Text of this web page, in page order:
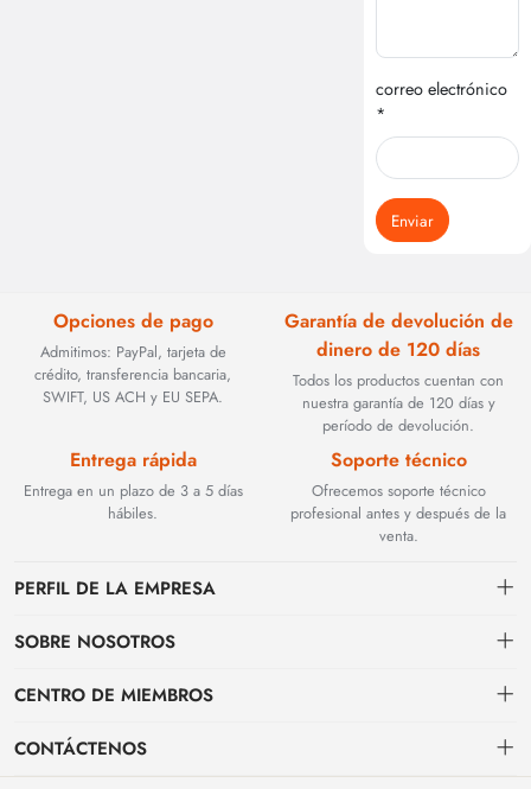
correo electrónico
*
Enviar
Opciones de pago
Admitimos: PayPal, tarjeta de
crédito, transferencia bancaria,
SWIFT, US ACH y EU SEPA.
Garantía de devolución de
dinero de 120 días
Todos los productos cuentan con
nuestra garantía de 120 días y
período de devolución.
Entrega rápida
Entrega en un plazo de 3 a 5 días
hábiles.
Soporte técnico
Ofrecemos soporte técnico
profesional antes y después de la
venta.
PERFIL DE LA EMPRESA
Fundada en 2002, BEYOND TECHNOLOGY INTERNATIONAL LIMITED
rendimiento. Con la evolución de las redes industriales, ampliamos
SOBRE NOSOTROS
Contacto
Condiciones de pago & facturación
CENTRO DE MIEMBROS
centro personal
Mi pedido
CONTÁCTENOS